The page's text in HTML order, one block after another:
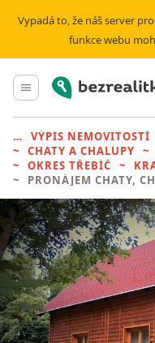
Vypadá to, že náš server
funkce webu
Hlavní menu
Bezrealitky
VÝPIS NEMOVITOSTÍ
CHATY A CHALUPY
OKRES TŘEBÍČ
PRONÁJEM CHATY,